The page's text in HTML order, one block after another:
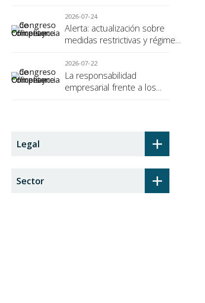
2026-07-24
Alerta: actualización sobre
medidas restrictivas y régimen
2026-07-22
La responsabilidad
empresarial frente a los
+
Legal
+
Sector